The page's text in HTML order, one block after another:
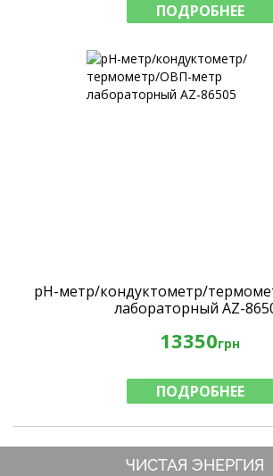
ПОДРОБНЕЕ
pH-метр/кондуктометр/
лабораторный AZ-
13350грн
ПОДРОБНЕЕ
ЧИСТАЯ ЭНЕРГИЯ